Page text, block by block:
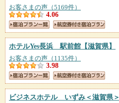
お客さまの声（5169件）
4.06
ホテルYes長浜 駅前館 【滋賀県】
お客さまの声（1135件）
3.98
ビジネスホテル いずみ＜滋賀県＞